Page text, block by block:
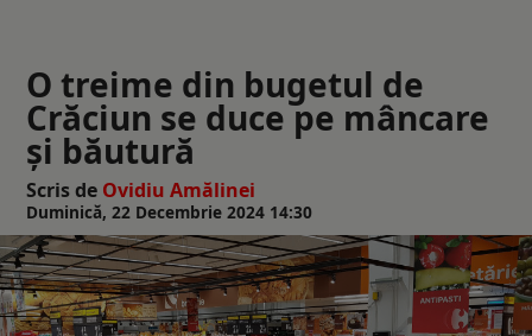
O treime din bugetul de
Crăciun se duce pe mâncare
și băutură
Scris de Ovidiu Amălinei
Duminică, 22 Decembrie 2024 14:30